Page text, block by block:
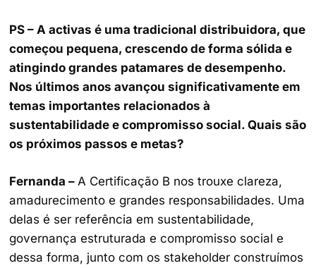
PS – A activas é uma tradicional distribuidora, que
começou pequena, crescendo de forma sólida e
atingindo grandes patamares de desempenho.
Nos últimos anos avançou significativamente em
temas importantes relacionados à
sustentabilidade e compromisso social. Quais são
os próximos passos e metas?
Fernanda – A Certificação B nos trouxe clareza,
amadurecimento e grandes responsabilidades. Uma
delas é ser referência em sustentabilidade,
governança estruturada e compromisso social e
dessa forma, junto com os stakeholder construímos